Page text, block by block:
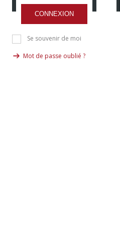
CONNEXION
Se souvenir de moi
Mot de passe oublié ?